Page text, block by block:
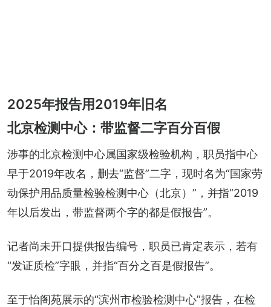
2025年报告用2019年旧名
北京检测中心：带监督二字百分百假
涉事的北京检测中心属国家级检验机构，职员指中心
早于2019年改名，删去“监督”二字，现时名为“国家劳
动保护用品质量检验检测中心（北京）”，并指“2019
年以后发出，带监督两个字的都是假报告”。
记者尚未开口提供报告编号，职员已肯定表示，若有
“发证质检”字眼，并指“百分之百是假报告”。
至于怡阁苑展示的“滨州市检验检测中心”报告，在检